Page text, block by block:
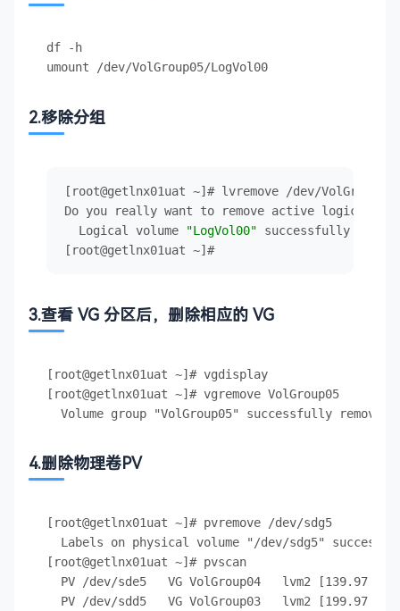
df -h
2.移除分组
[root@getlnx01uat ~]# lvremove /dev/VolGroup05/
Do you really want to remove active logical
  Logical volume
"LogVol00" successfully
3.查看 VG 分区后，删除相应的 VG
[root@getlnx01uat ~]# vgdisplay
[root@getlnx01uat ~]# vgremove VolGroup05
4.删除物理卷PV
[root@getlnx01uat ~]# pvremove /dev/sdg5
Labels on physical volume "/dev/sdg5"
[root@getlnx01uat ~]# pvscan
PV /dev/sde5   VG VolGroup04   lvm2 [139.97 GB
PV /dev/sdd5   VG VolGroup03   lvm2 [199.97 GB